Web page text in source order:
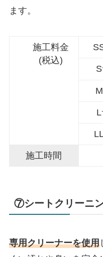
ます。
施工料金
(税込)
施工時間
⑦シートクリーニ
専用クリーナーを使用